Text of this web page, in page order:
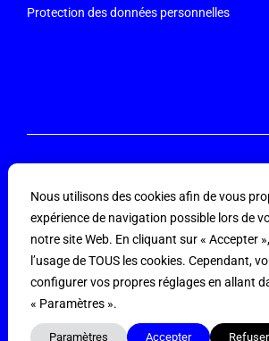
Protection des données personnelles
Ne ratez aucune actualité,
notre newsletter
Restez informés de nos évènements,
les dernières informations concernant la
Emergence +
Nous utilisons des cookies afin de vous
expérience de navigation possible lors de
notre site Web. En cliquant sur « Accepter
l’usage de TOUS les cookies. Cependant,
configurer vos propres réglages en allant
« Paramètres ».
Paramètres Accepter Refuser